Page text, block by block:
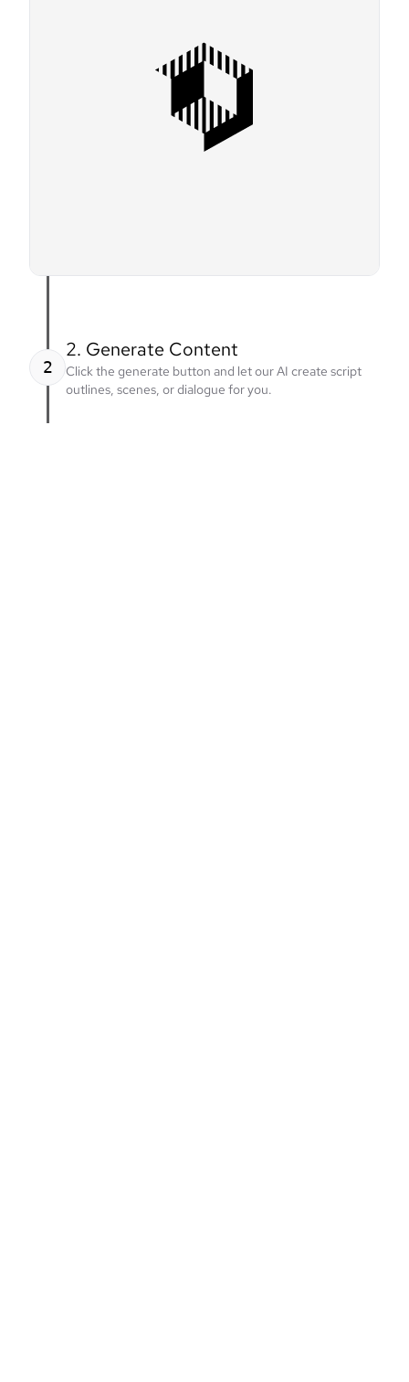
2
2. Generate Content
Click the generate button and let our AI create script
outlines, scenes, or dialogue for you.